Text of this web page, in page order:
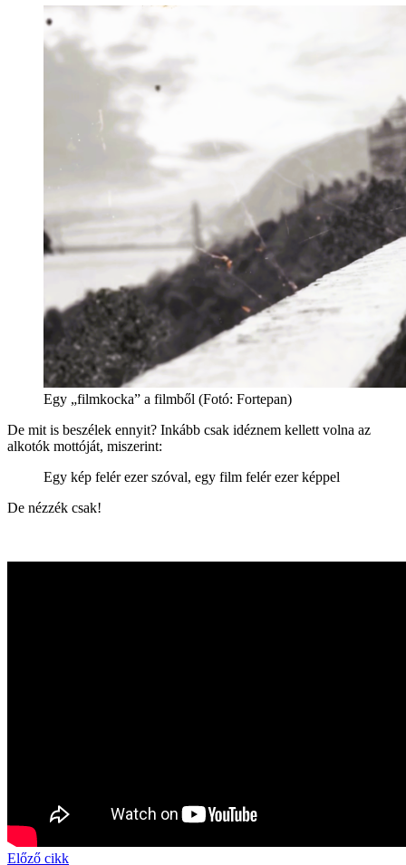
Egy „filmkocka” a filmből (Fotó: Fortepan)
De mit is beszélek ennyit? Inkább csak idéznem kellett volna az
alkotók mottóját, miszerint:
Egy kép felér ezer szóval, egy film felér ezer képpel
De nézzék csak!
Előző cikk